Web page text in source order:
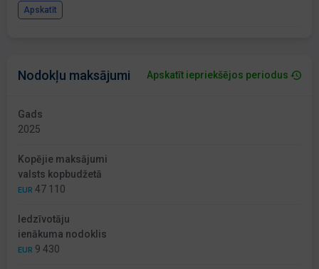
Apskatīt
Nodokļu maksājumi Apskatīt iepriekšējos periodus
Gads
2025
Kopējie maksājumi
valsts kopbudžetā
EUR 47 110
Iedzīvotāju
ienākuma nodoklis
EUR 9 430